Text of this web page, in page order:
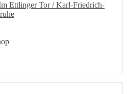
Ettlinger Tor / Karl-Friedrich-